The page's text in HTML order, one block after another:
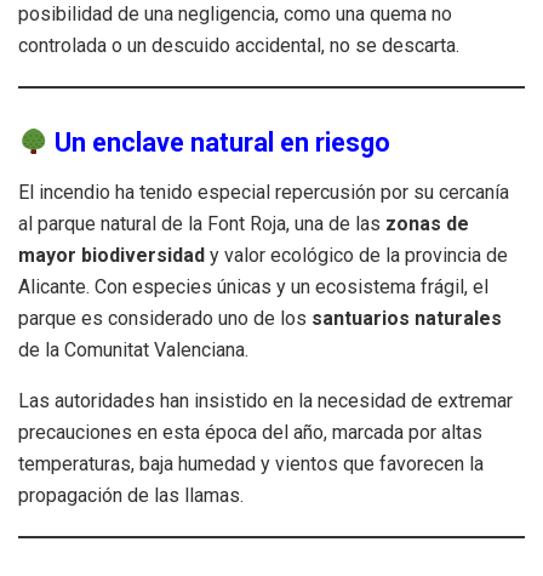
posibilidad de una negligencia, como una quema no
controlada o un descuido accidental, no se descarta.
Un enclave natural en riesgo
El incendio ha tenido especial repercusión por su cercanía
al parque natural de la Font Roja, una de las zonas de
mayor biodiversidad y valor ecológico de la provincia de
Alicante. Con especies únicas y un ecosistema frágil, el
parque es considerado uno de los santuarios naturales
de la Comunitat Valenciana.
Las autoridades han insistido en la necesidad de extremar
precauciones en esta época del año, marcada por altas
temperaturas, baja humedad y vientos que favorecen la
propagación de las llamas.